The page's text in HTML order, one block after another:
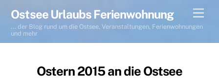
content
Ostsee Urlaubs Ferienwohnung
... der Blog rund um die Ostsee, Veranstaltungen, Ferienwohnungen
und mehr
Ostern 2015 an die Ostsee